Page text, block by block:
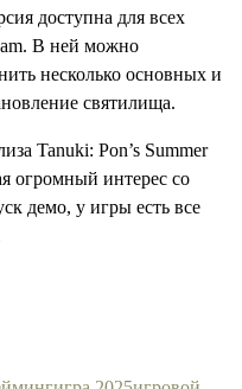
доступна для всех
В ней можно
несколько основных и
святилища.
Tanuki: Pon’s Summer
огромный интерес со
демо, у игры есть все